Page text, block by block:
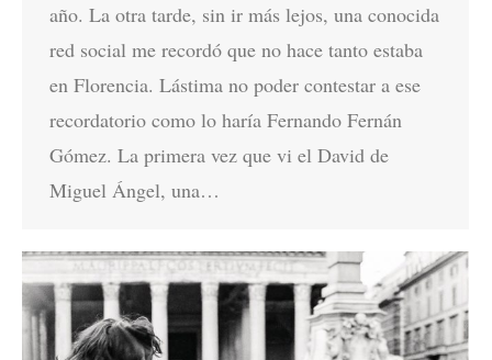
año. La otra tarde, sin ir más lejos, una conocida
red social me recordó que no hace tanto estaba
en Florencia. Lástima no poder contestar a ese
recordatorio como lo haría Fernando Fernán
Gómez. La primera vez que vi el David de
Miguel Ángel, una…